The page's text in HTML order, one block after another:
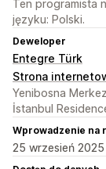
Ten programista
języku: Polski.
Deweloper
Entegre Türk
Strona
Yenibosna
İstanbul
Wprowadzenie na
25 wrzesień 2025